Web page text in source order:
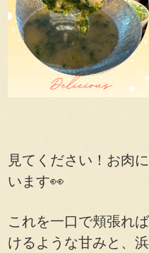
見てください！お肉
います👀
これを一口で頬張れ
けるような甘みと、